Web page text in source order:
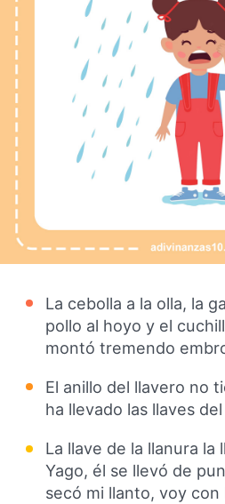
La cebolla a la olla, la
pollo al hoyo y el
montó tremendo
El anillo del llavero no
ha llevado las llaves
La llave de la llanura la
Yago, él se llevó de
secó mi llanto, voy con